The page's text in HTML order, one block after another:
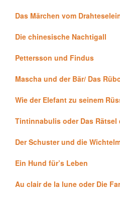
Das Märchen vom
Die chinesische Nachtigall
Pettersson und Findus
Mascha und der Bär/ Das
Wie der Elefant zu seinem
Tintinnabulis oder Das Rätsel
Der Schuster und die
Ein Hund für’s Leben
Au clair de la lune oder Die